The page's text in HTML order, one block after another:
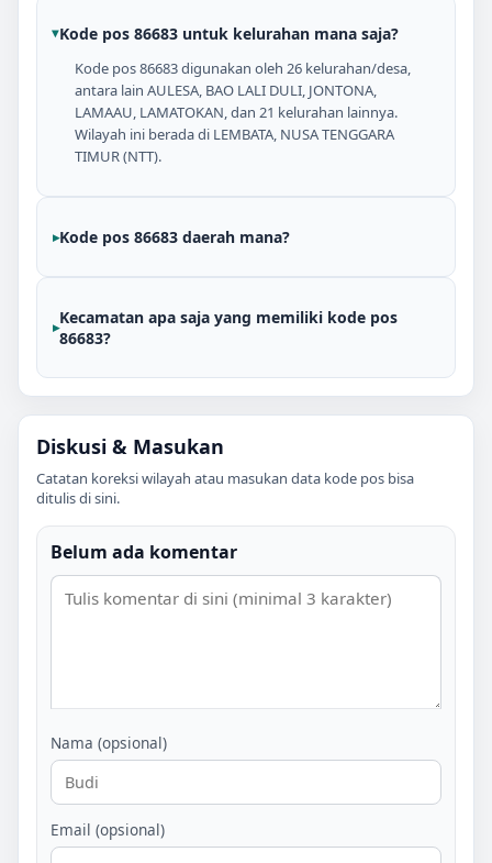
Kode pos 86683 untuk kelurahan mana saja?
Kode pos 86683 digunakan oleh 26 kelurahan/desa,
antara lain AULESA, BAO LALI DULI, JONTONA,
LAMAAU, LAMATOKAN, dan 21 kelurahan lainnya.
Wilayah ini berada di LEMBATA, NUSA TENGGARA
TIMUR (NTT).
Kode pos 86683 daerah mana?
Kecamatan apa saja yang memiliki kode pos
86683?
Diskusi & Masukan
Catatan koreksi wilayah atau masukan data kode pos bisa
ditulis di sini.
Belum ada komentar
Nama (opsional)
Email (opsional)